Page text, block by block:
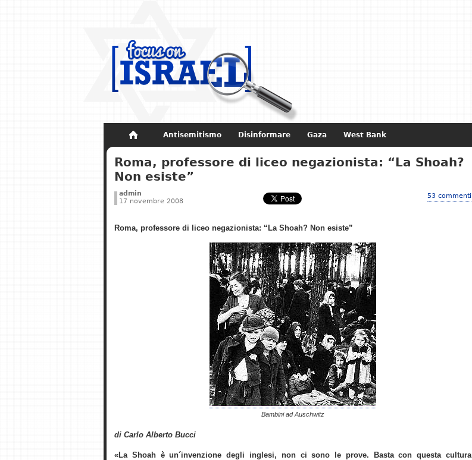
Antisemitismo Disinformare Gaza West Bank
Non dimenticare Storia di Israele
Roma, professore di liceo negazionista: “La Shoah?
Non esiste”
admin
17 novembre 2008
53 commenti
Roma, professore di liceo negazionista: “La Shoah? Non esiste”
Bambini ad Auschwitz
di Carlo Alberto Bucci
«La Shoah è un´invenzione degli inglesi, non ci sono le prove. Basta con questa cultura